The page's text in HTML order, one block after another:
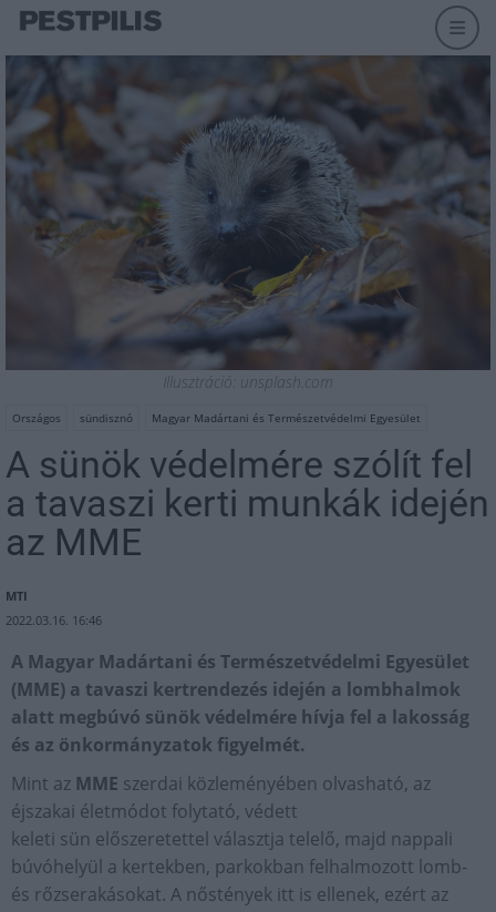
Illusztráció: unsplash.com
Országos sündisznó Magyar Madártani és Természetvédelmi Egyesület
A sünök védelmére szólít fel
a tavaszi kerti munkák idején
az MME
MTI
2022.03.16. 16:46
A Magyar Madártani és Természetvédelmi Egyesület
(MME) a tavaszi kertrendezés idején a lombhalmok
alatt megbúvó sünök védelmére hívja fel a lakosság
és az önkormányzatok figyelmét.
Mint az MME szerdai közleményében olvasható, az
éjszakai életmódot folytató, védett
keleti sün előszeretettel választja telelő, majd nappali
búvóhelyül a kertekben, parkokban felhalmozott lomb-
és rőzserakásokat. A nőstények itt is ellenek, ezért az